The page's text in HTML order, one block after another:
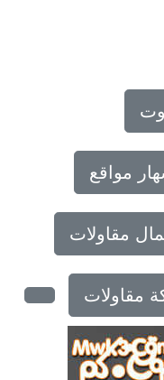
مواقع
مقاولات
مقاولات